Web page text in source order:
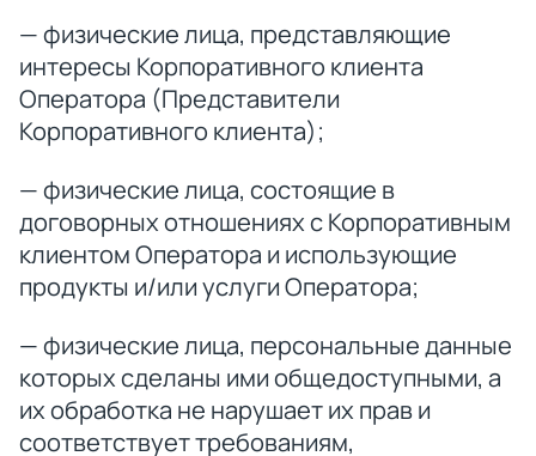
— физические лица, представляющие
интересы Корпоративного клиента
Оператора (Представители
Корпоративного клиента);
— физические лица, состоящие в
договорных отношениях с Корпоративным
клиентом Оператора и использующие
продукты и/или услуги Оператора;
— физические лица, персональные данные
которых сделаны ими общедоступными, а
их обработка не нарушает их прав и
соответствует требованиям,